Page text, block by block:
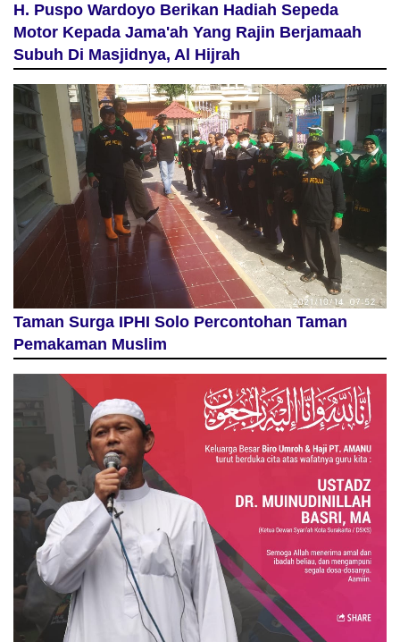
H. Puspo Wardoyo Berikan Hadiah Sepeda
Motor Kepada Jama'ah Yang Rajin Berjamaah
Subuh Di Masjidnya, Al Hijrah
Taman Surga IPHI Solo Percontohan Taman
Pemakaman Muslim